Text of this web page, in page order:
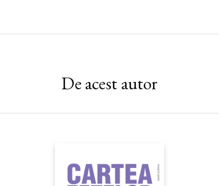
De acest autor